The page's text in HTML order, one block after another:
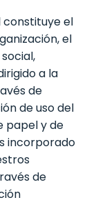
constituye el
el
a la
de
de uso del
papel y de
incorporado
de